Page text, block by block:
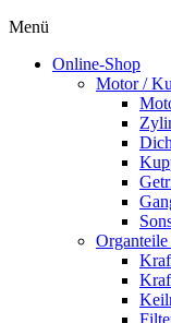
Menü
Online-Shop
Motor /